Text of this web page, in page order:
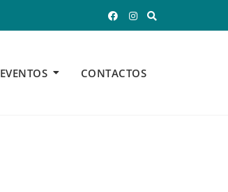
EVENTOS CONTACTOS